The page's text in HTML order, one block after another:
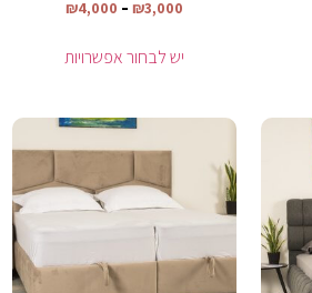
₪3,000
–
₪4,000
יש לבחור אפשרויות